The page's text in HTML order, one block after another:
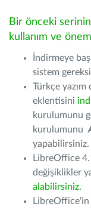
Bir önceki
kullanım ve
İndirmeye
sistem
Türkçe
eklentisini
kurulumunu
kurulumunu
yapabilirsiniz.
LibreOffice
değişiklikler
alabilirsiniz.